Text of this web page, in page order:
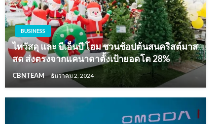
BUSINESS
ไทวัสดุ และ บีเอ็นบี โฮม ชวนช้อปต้นสนคริสต์มาส
สด ส่งตรงจากแคนาดาตั้งเป้ายอดโต 28%
CBNTEAM ธันวาคม 2, 2024